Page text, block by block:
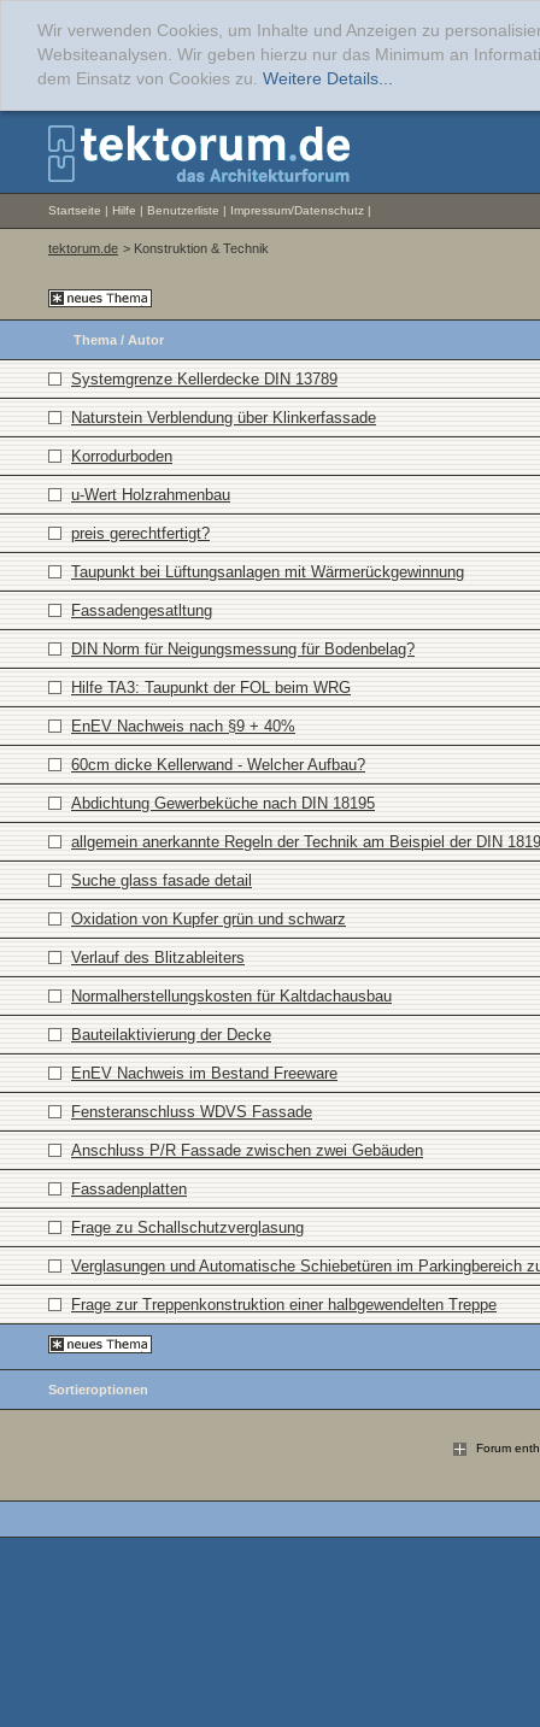
Wir verwenden Cookies, um Inhalte und Anzeigen zu
Websiteanalysen. Wir geben hierzu nur das Minimum an
dem Einsatz von Cookies zu. Weitere Details...
Startseite | Hilfe | Benutzerliste | Impressum/Datenschutz |
tektorum.de > Konstruktion & Technik
Thema / Autor
Systemgrenze Kellerdecke DIN 13789
Naturstein Verblendung über Klinkerfassade
Korrodurboden
u-Wert Holzrahmenbau
preis gerechtfertigt?
Taupunkt bei Lüftungsanlagen mit Wärmerückgewinnung
Fassadengesatltung
DIN Norm für Neigungsmessung für Bodenbelag?
Hilfe TA3: Taupunkt der FOL beim WRG
EnEV Nachweis nach §9 + 40%
60cm dicke Kellerwand - Welcher Aufbau?
Abdichtung Gewerbeküche nach DIN 18195
allgemein anerkannte Regeln der Technik am Beispiel der DIN
Suche glass fasade detail
Oxidation von Kupfer grün und schwarz
Verlauf des Blitzableiters
Normalherstellungskosten für Kaltdachausbau
Bauteilaktivierung der Decke
EnEV Nachweis im Bestand Freeware
Fensteranschluss WDVS Fassade
Anschluss P/R Fassade zwischen zwei Gebäuden
Fassadenplatten
Frage zu Schallschutzverglasung
Verglasungen und Automatische Schiebetüren im Parkingbereich
Frage zur Treppenkonstruktion einer halbgewendelten Treppe
Sortieroptionen
Forum